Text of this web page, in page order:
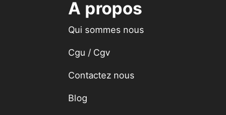
A propos
Qui sommes nous
Cgu / Cgv
Contactez nous
Blog